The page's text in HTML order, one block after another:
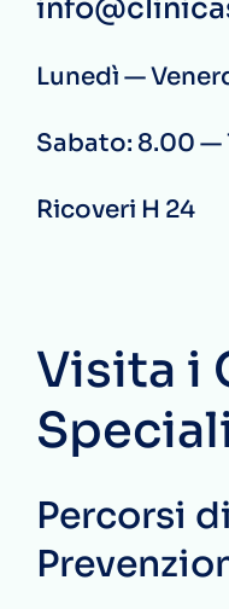
Lunedì —
Sabato: 8.00 —
Ricoveri H 24
Visita i
Percorsi